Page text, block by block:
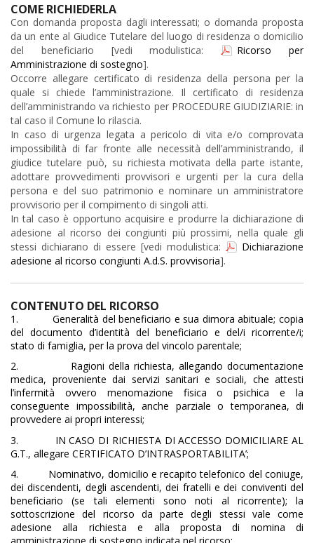
COME RICHIEDERLA
Con domanda proposta dagli interessati; o domanda proposta
da un ente al Giudice Tutelare del luogo di residenza o domicilio
del beneficiario [vedi modulistica:
Ricorso per
Amministrazione di sostegno].
Occorre allegare certificato di residenza della persona per la
quale si chiede l’amministrazione. Il certificato di residenza
dell’amministrando va richiesto per PROCEDURE GIUDIZIARIE: in
tal caso il Comune lo rilascia.
In caso di urgenza legata a pericolo di vita e/o comprovata
impossibilità di far fronte alle necessità dell’amministrando, il
giudice tutelare può, su richiesta motivata della parte istante,
adottare provvedimenti provvisori e urgenti per la cura della
persona e del suo patrimonio e nominare un amministratore
provvisorio per il compimento di singoli atti.
In tal caso è opportuno acquisire e produrre la dichiarazione di
adesione al ricorso dei congiunti più prossimi, nella quale gli
stessi dichiarano di essere [vedi modulistica:
Dichiarazione
adesione al ricorso congiunti A.d.S. provvisoria].
CONTENUTO DEL RICORSO
1.
Generalità del beneficiario e sua dimora abituale; copia
del documento d’identità del beneficiario e del/i ricorrente/i;
stato di famiglia, per la prova del vincolo parentale;
2.
Ragioni della richiesta, allegando documentazione
medica, proveniente dai servizi sanitari e sociali, che attesti
l’infermità ovvero menomazione fisica o psichica e la
conseguente impossibilità, anche parziale o temporanea, di
provvedere ai propri interessi;
3.
IN CASO DI RICHIESTA DI ACCESSO DOMICILIARE AL
G.T., allegare CERTIFICATO D’INTRASPORTABILITA’;
4.
Nominativo, domicilio e recapito telefonico del coniuge,
dei discendenti, degli ascendenti, dei fratelli e dei conviventi del
beneficiario (se tali elementi sono noti al ricorrente); la
sottoscrizione del ricorso da parte degli stessi vale come
adesione alla richiesta e alla proposta di nomina di